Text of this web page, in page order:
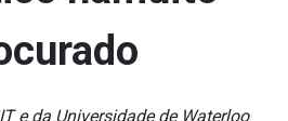
e da Universidade de Waterloo